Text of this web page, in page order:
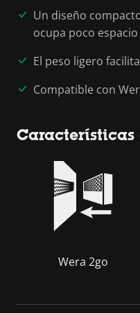
Un diseño
ocupa poco espacio
El peso ligero
Compatible con
Características
Wera 2go